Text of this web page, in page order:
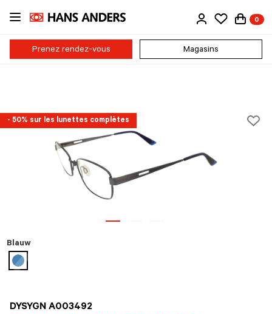
Passer
contenu
principal
0
Prenez rendez-vous Magasins
- 50% sur les lunettes complètes
DYSYGN A003492
Blauw
sélectionné